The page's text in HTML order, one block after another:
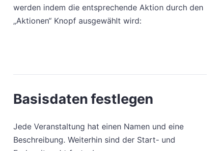
werden indem die entsprechende Aktion durch den
„Aktionen“ Knopf ausgewählt wird:
Basisdaten festlegen
Jede Veranstaltung hat einen Namen und eine
Beschreibung. Weiterhin sind der Start- und